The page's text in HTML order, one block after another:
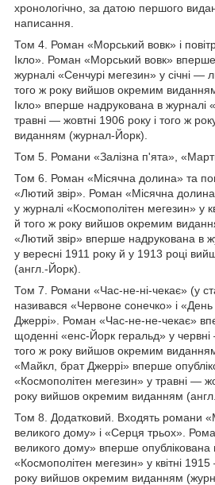
хронологічно, за датою першого
написання.
Том 4. Роман «Морський вовк» і
Ікло». Роман «Морський вовк»
журналі «Сенчурі мегезин» у січні —
того ж року вийшов окремим
Ікло» вперше надрукована в журналі
травні — жовтні 1906 року і того ж
виданням (журнал-Йорк).
Том 5. Романи «Залізна п'ята»,
Том 6. Роман «Місячна долина» та
«Лютий звір». Роман «Місячна
у журналі «Космополітен мегезин» у
й того ж року вийшов окремим
«Лютий звір» вперше надрукована в
у вересні 1911 року й у 1913 році
(англ.-Йорк).
Том 7. Романи «Час-не-ні-чекає» (у
називався «Червоне сонечко» і
Джеррі». Роман «Час-не-не-чекає»
щоденні «енс-Йорк геральд» у
того ж року вийшов окремим
«Майкл, брат Джеррі» вперше
«Космополітен мегезин» у травні —
року вийшов окремим виданням
Том 8. Додатковий. Входять романи
великого дому» і «Серця трьох».
великого дому» вперше опублікована
«Космополітен мегезин» у квітні
року вийшов окремим виданням